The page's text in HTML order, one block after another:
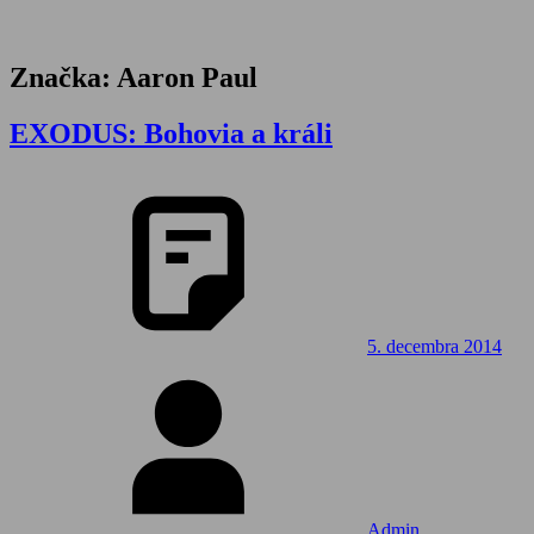
Značka: Aaron Paul
EXODUS: Bohovia a králi
5. decembra 2014
Admin